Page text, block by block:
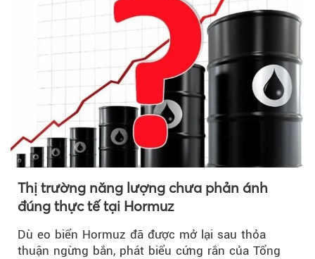
Thị trường năng lượng chưa phản ánh
đúng thực tế tại Hormuz
Dù eo biển Hormuz đã được mở lại sau thỏa
thuận ngừng bắn, phát biểu cứng rắn của Tổng